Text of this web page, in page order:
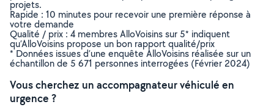
projets.
Rapide : 10 minutes pour recevoir une première réponse à
votre demande
Qualité / prix : 4 membres AlloVoisins sur 5* indiquent
qu’AlloVoisins propose un bon rapport qualité/prix
* Données issues d’une enquête AlloVoisins réalisée sur un
échantillon de 5 671 personnes interrogées (Février 2024)
Vous cherchez un accompagnateur véhiculé en
urgence ?